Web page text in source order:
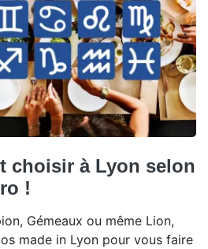
choisir à Lyon selon
!
Gémeaux ou même Lion,
made in Lyon pour vous faire